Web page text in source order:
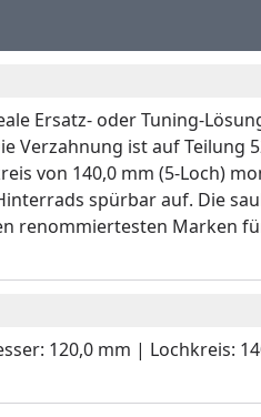
Ersatz- oder Tuning-
ist auf Teilung
von 140,0 mm (5-Loch)
spürbar auf. Die
renommiertesten Marken
120,0 mm | Lochkreis: